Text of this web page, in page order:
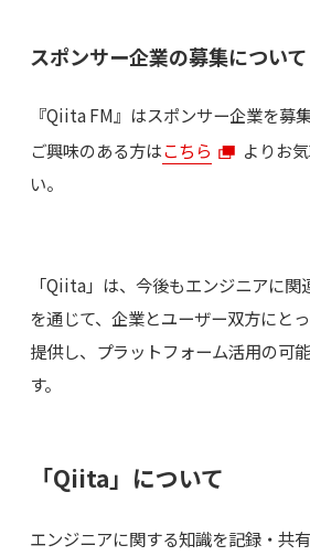
スポンサー企業の募集について
『Qiita FM』はスポンサー企業を募
ご興味のある方はこちら
よりお
い。
「Qiita」は、今後もエンジニアに関
を通じて、企業とユーザー双方にと
提供し、プラットフォーム活用の可
す。
「Qiita」について
エンジニアに関する知識を記録・共